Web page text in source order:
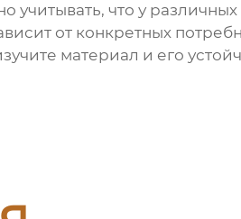
учитывать, что у различных
от конкретных
материал и его